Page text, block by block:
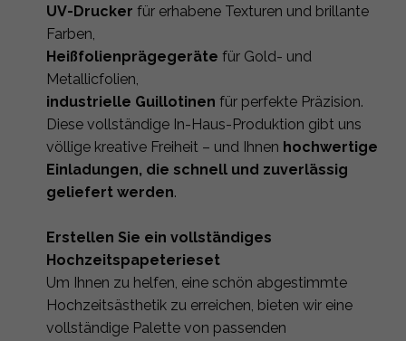
UV-Drucker für erhabene Texturen und brillante
Farben,
Heißfolienprägegeräte für Gold- und
Metallicfolien,
industrielle Guillotinen für perfekte Präzision.
Diese vollständige In-Haus-Produktion gibt uns
völlige kreative Freiheit – und Ihnen hochwertige
Einladungen, die schnell und zuverlässig
geliefert werden.
Erstellen Sie ein vollständiges
Hochzeitspapeterieset
Um Ihnen zu helfen, eine schön abgestimmte
Hochzeitsästhetik zu erreichen, bieten wir eine
vollständige Palette von passenden